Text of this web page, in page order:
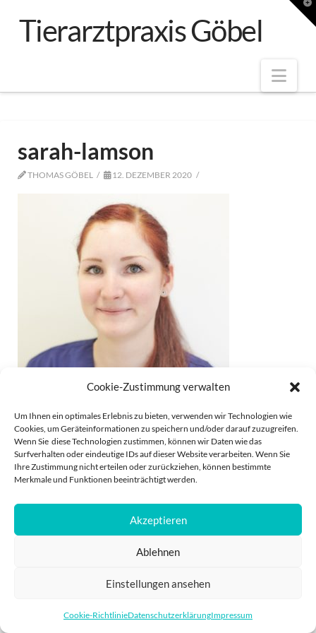
Cookie-Zustimmung verwalten
Um Ihnen ein optimales Erlebnis zu bieten, verwenden wir Technologien wie
Cookies, um Geräteinformationen zu speichern und/oder darauf zuzugreifen.
Wenn Sie diese Technologien zustimmen, können wir Daten wie das
Surfverhalten oder eindeutige IDs auf dieser Website verarbeiten. Wenn Sie
Ihre Zustimmung nicht erteilen oder zurückziehen, können bestimmte
Merkmale und Funktionen beeinträchtigt werden.
Akzeptieren
Ablehnen
Einstellungen ansehen
Cookie-RichtlinieDatenschutzerklärungImpressum
Tierarztpraxis Göbel
sarah-lamson
THOMAS GÖBEL 12. DEZEMBER 2020
Praxisteam Dr. Göbel